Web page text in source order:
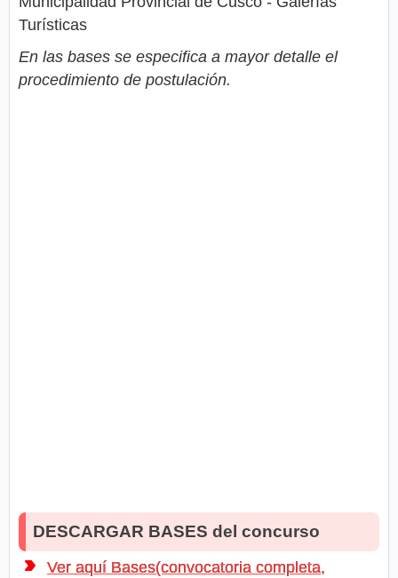
Turísticas
En las bases se especifica a mayor detalle el
procedimiento de postulación.
DESCARGAR BASES del concurso
Ver aquí Bases(convocatoria completa,